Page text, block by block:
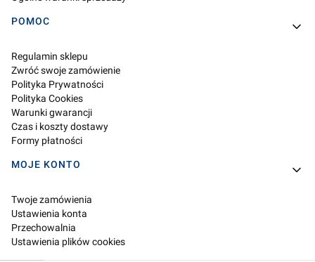
POMOC
Regulamin sklepu
Zwróć swoje zamówienie
Polityka Prywatności
Polityka Cookies
Warunki gwarancji
Czas i koszty dostawy
Formy płatności
MOJE KONTO
Twoje zamówienia
Ustawienia konta
Przechowalnia
Ustawienia plików cookies